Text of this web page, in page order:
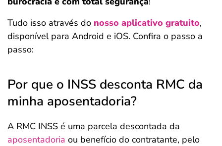
Tudo isso através do nosso aplicativo gratuito,
disponível para Android e iOS. Confira o passo a
passo:
Por que o INSS desconta RMC da
minha aposentadoria?
A RMC INSS é uma parcela descontada da
aposentadoria ou benefício do contratante, pelo